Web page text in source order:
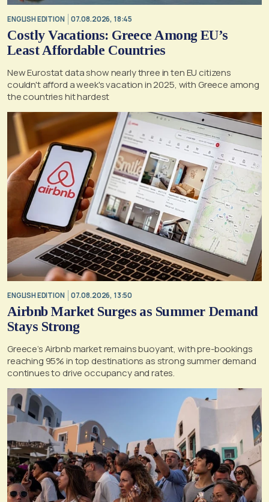
ENGLISH EDITION 07.08.2026, 18:45
Costly Vacations: Greece Among EU’s
Least Affordable Countries
New Eurostat data show nearly three in ten EU citizens
couldn't afford a week's vacation in 2025, with Greece among
the countries hit hardest
ENGLISH EDITION 07.08.2026, 13:50
Airbnb Market Surges as Summer Demand
Stays Strong
Greece’s Airbnb market remains buoyant, with pre-bookings
reaching 95% in top destinations as strong summer demand
continues to drive occupancy and rates.